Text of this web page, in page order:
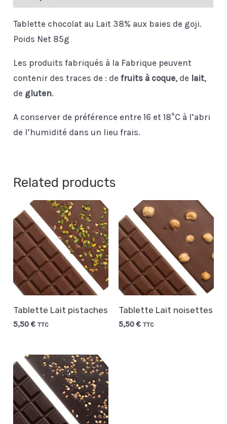
Tablette chocolat au Lait 38% aux baies de goji.
Poids Net 85g
Les produits fabriqués à la Fabrique peuvent
contenir des traces de : defruits à coque, de lait,
de gluten.
A conserver de préférence entre 16 et 18°C à l’abri
de l’humidité dans un lieu frais.
Related products
Tablette Lait pistaches
5,50€ TTC
Tablette Lait noisettes
5,50 € TTC